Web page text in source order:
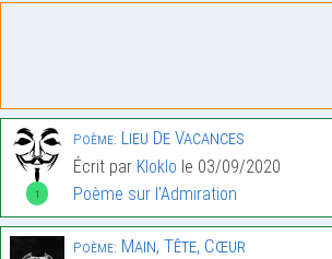
1
Poème: Lieu De Vacances
Écrit par Kloklo le 03/09/2020
Poème sur l'Admiration
Poème: Main, Tête, Cœur